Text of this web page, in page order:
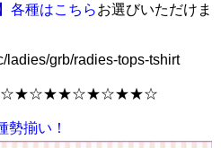
各種はこちらお選びいただけま
ladies/grb/radies-tops-tshirt
勢揃い！